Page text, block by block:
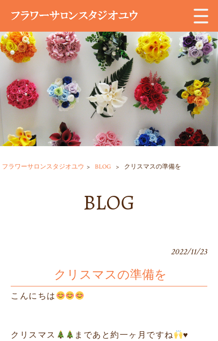
フラワーサロンスタジオユウ > BLOG > クリスマスの準備を
BLOG
2022/11/23
クリスマスの準備を
こんにちは
クリスマス まであと約一ヶ月ですね
♥️